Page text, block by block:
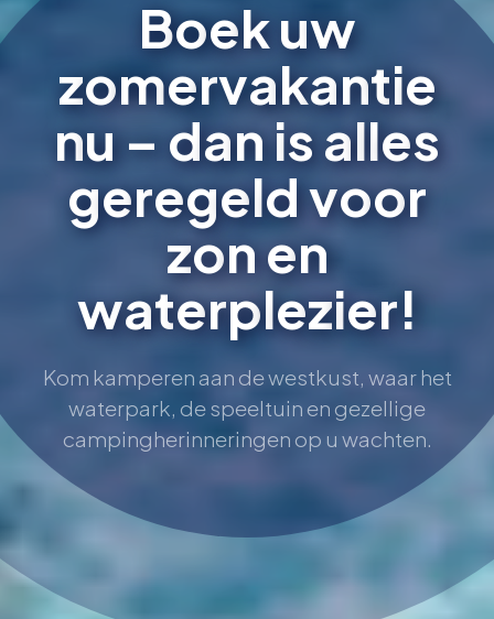
Boekuw
zomervakantie
nu – danisalles
geregeldvoor
zonen
waterplezier!
Kom kamperen aan de westkust, waar het
waterpark, de speeltuin en gezellige
campingherinneringen op u wachten.